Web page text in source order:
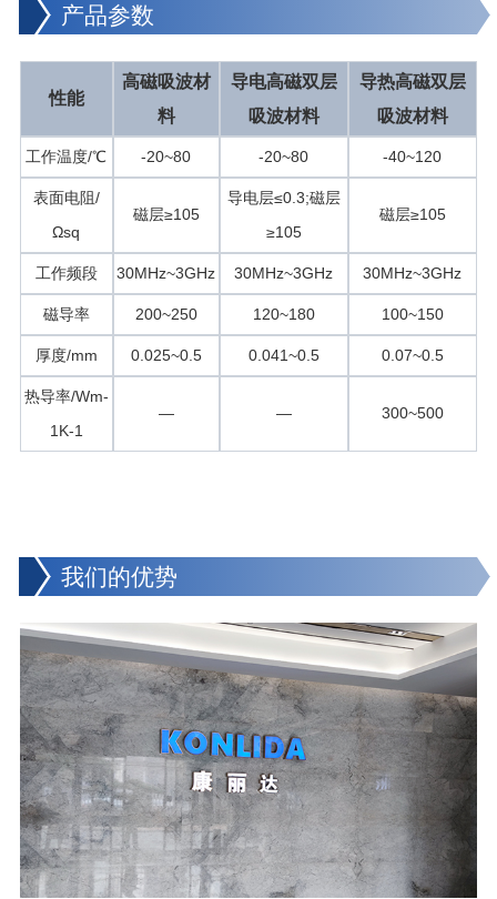
产品参数
性能
高磁吸波材
料
导电高磁双层
吸波材料
导热高磁双层
吸波材料
工作温度/℃ -20~80 -20~80 -40~120
表面电阻/
Ωsq
磁层≥105
导电层≤0.3;磁层
≥105
磁层≥105
工作频段 30MHz~3GHz 30MHz~3GHz 30MHz~3GHz
磁导率 200~250 120~180 100~150
厚度/mm 0.025~0.5 0.041~0.5 0.07~0.5
热导率/Wm-
1K-1
— — 300~500
我们的优势